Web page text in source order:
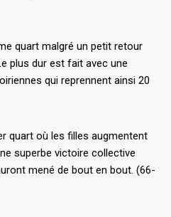
quart malgré un petit retour
plus dur est fait avec une
qui reprennent ainsi 20
quart où les filles augmentent
superbe victoire collective
mené de bout en bout. (66-